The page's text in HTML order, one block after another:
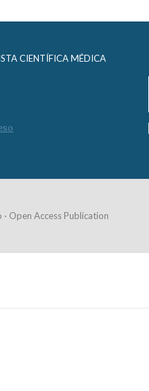
CIENTÍFICA MÉDICA
Open Access Publication